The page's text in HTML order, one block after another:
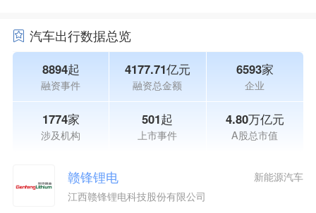
汽车出行数据总览
8894起
融资事件
4177.71亿元
融资总金额
6593家
企业
1774家
涉及机构
501起
上市事件
4.80万亿元
A股总市值
赣锋锂电
江西赣锋锂电科技股份有限公司
新能源汽车